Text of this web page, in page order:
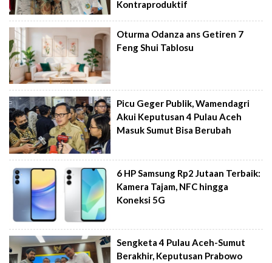
Kontraproduktif
Oturma Odanza ans Getiren 7
Feng Shui Tablosu
Picu Geger Publik, Wamendagri
Akui Keputusan 4 Pulau Aceh
Masuk Sumut Bisa Berubah
6 HP Samsung Rp2 Jutaan Terbaik:
Kamera Tajam, NFC hingga
Koneksi 5G
Sengketa 4 Pulau Aceh-Sumut
Berakhir, Keputusan Prabowo